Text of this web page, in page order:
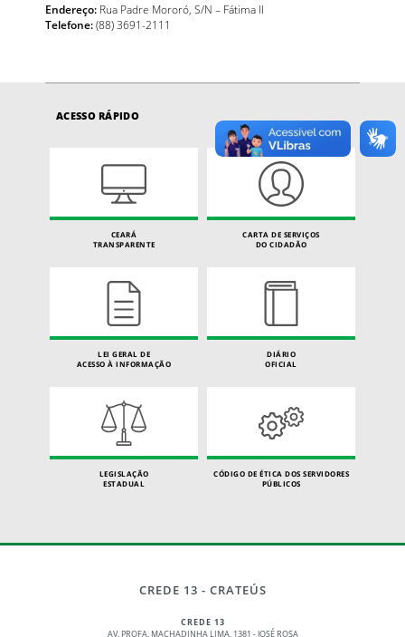
Endereço: Rua Padre Mororó, S/N – Fátima II
Telefone:(88) 3691-2111
ACESSO RÁPIDO
CEARÁ
TRANSPARENTE
CARTA DE SERVIÇOS
DO CIDADÃO
LEI GERAL DE
ACESSO À INFORMAÇÃO
DIÁRIO
OFICIAL
LEGISLAÇÃO
ESTADUAL
CÓDIGO DE ÉTICA DOS SERVIDORES
PÚBLICOS
CREDE 13 - CRATEÚS
CREDE 13
AV. PROFA. MACHADINHA LIMA, 1381 - JOSÉ ROSA